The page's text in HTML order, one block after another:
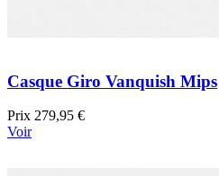
Casque Giro Vanquish Mips
Prix 279,95 €
Voir